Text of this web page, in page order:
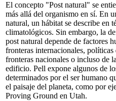
El concepto "Post natural" se
más allá del organismo en sí. En
natural, un hábitat se describe en
climatológicos. Sin embargo, la
post natural depende de factores
fronteras internacionales, políticas
fronteras nacionales o incluso de
edificio. Pell expone algunos de
determinados por el ser humano
el paisaje del planeta, como por
Proving Ground en Utah.